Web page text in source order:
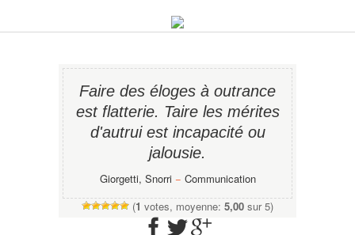
Faire des éloges à outrance
est flatterie. Taire les mérites
d'autrui est incapacité ou
jalousie.
Giorgetti, Snorri− Communication
(1 votes, moyenne: 5,00 sur 5)